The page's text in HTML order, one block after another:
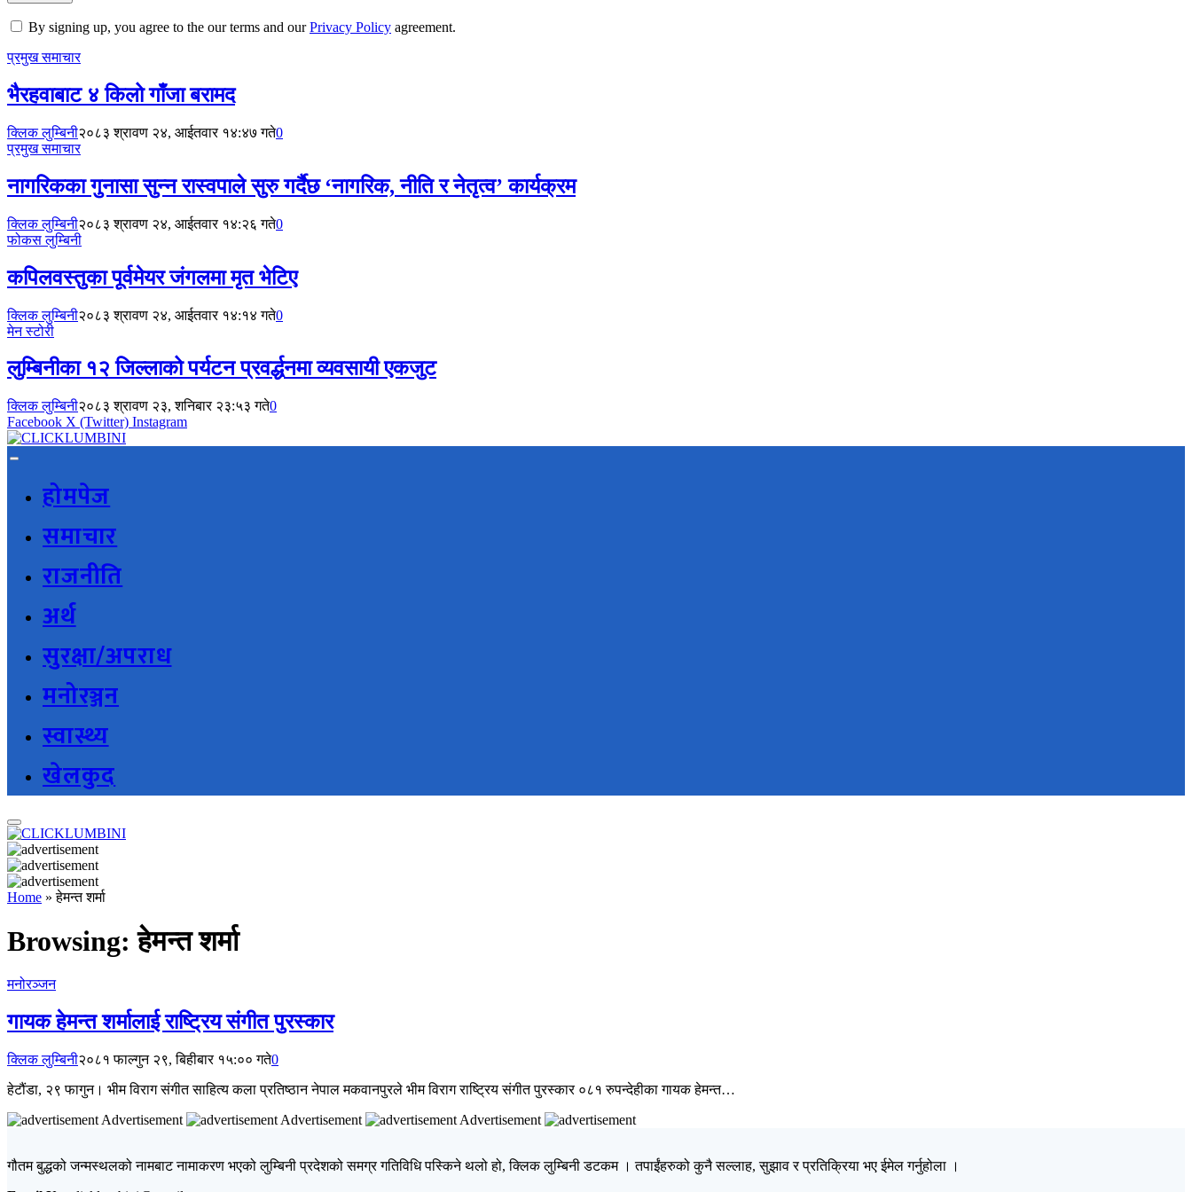
By signing up, you agree to the our terms and ourPrivacy Policy agreement.
प्रमुख समाचार
भैरहवाबाट ४ किलो गाँजा बरामद
क्लिक लुम्बिनी२०८३ श्रावण २४, आईतवार १४:४७ गते0
प्रमुख समाचार
नागरिकका गुनासा सुन्न रास्वपाले सुरु गर्दैछ ‘नागरिक, नीति र नेतृत्व’ कार्यक्रम
क्लिक लुम्बिनी२०८३ श्रावण २४, आईतवार १४:२६ गते0
फोकस लुम्बिनी
कपिलवस्तुका पूर्वमेयर जंगलमा मृत भेटिए
क्लिक लुम्बिनी२०८३ श्रावण २४, आईतवार १४:१४ गते0
मेन स्टोरी
लुम्बिनीका १२ जिल्लाको पर्यटन प्रवर्द्धनमा व्यवसायी एकजुट
क्लिक लुम्बिनी२०८३ श्रावण २३, शनिबार २३:५३ गते0
Facebook X (Twitter) Instagram
होमपेज
समाचार
राजनीति
अर्थ
सुरक्षा/अपराध
मनोरञ्जन
स्वास्थ्य
खेलकुद
Home »हेमन्त शर्मा
Browsing:हेमन्त शर्मा
मनोरञ्जन
गायक हेमन्त शर्मालाई राष्ट्रिय संगीत पुरस्कार
क्लिक लुम्बिनी२०८१ फाल्गुन २९, बिहीबार १५:०० गते0
हेटौंडा, २९ फागुन। भीम विराग संगीत साहित्य कला प्रतिष्ठान नेपाल मकवानपुरले भीम विराग राष्ट्रिय संगीत पुरस्कार ०८१ रुपन्देहीका गायक हेमन्त…
Advertisement
Advertisement Advertisement
गौतम बुद्धको जन्मस्थलको नामबाट नामाकरण भएको लुम्बिनी प्रदेशको समग्र गतिविधि पस्किने थलो हो, क्लिक लुम्बिनी डटकम । तपाईंहरुको कुनै सल्लाह, सुझाव र प्रतिक्रिया भए ईमेल गर्नुहोला ।